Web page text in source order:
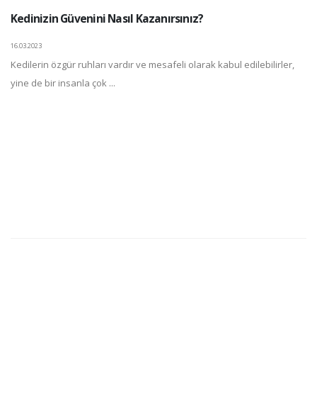
Kedinizin Güvenini Nasıl Kazanırsınız?
16.03.2023
Kedilerin özgür ruhları vardır ve mesafeli olarak kabul edilebilirler,
yine de bir insanla çok ...